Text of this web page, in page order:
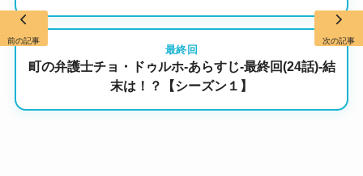
最終回
町の弁護士チョ・ドゥルホ-あらすじ-最終回(24話)-結
末は！？【シーズン１】
前の記事 次の記事